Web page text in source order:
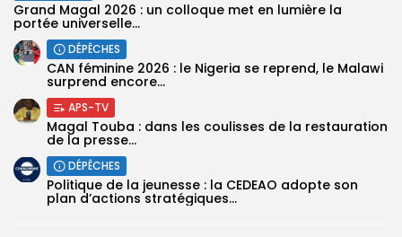
Grand Magal 2026 : un colloque met en lumière la
portée universelle...
DÉPÊCHES
‎CAN féminine 2026 : le Nigeria se reprend, le Malawi
surprend encore...
APS-TV
Magal Touba : dans les coulisses de la restauration
de la presse...
DÉPÊCHES
Politique de la jeunesse : la CEDEAO adopte son
plan d’actions stratégiques...